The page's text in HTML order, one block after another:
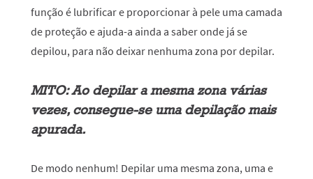
função é lubrificar e proporcionar à pele uma camada
de proteção e ajuda-a ainda a saber onde já se
depilou, para não deixar nenhuma zona por depilar.
MITO: Ao depilar a mesma zona várias
vezes, consegue-se uma depilação mais
apurada.
De modo nenhum! Depilar uma mesma zona, uma e